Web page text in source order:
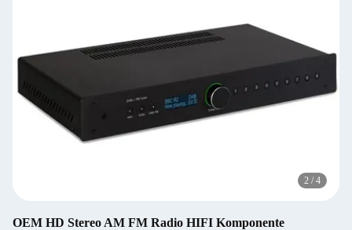
2 / 4
OEM HD Stereo AM FM Radio HIFI Komponente